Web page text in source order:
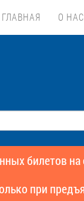
ГЛАВНАЯ О НАС
билетов
при